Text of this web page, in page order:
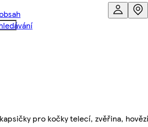
pro kočky telecí, zvěřina,